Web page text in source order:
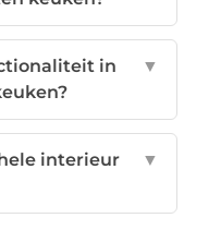
in
▼
interieur
▼